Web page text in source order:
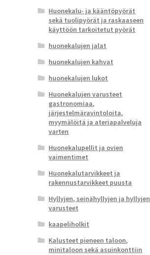
Huonekalu- ja kääntöpyörät
sekä tuolipyörät ja raskaaseen
käyttöön tarkoitetut pyörät
huonekalujen jalat
huonekalujen kahvat
huonekalujen lukot
Huonekalujen varusteet
gastronomiaa,
järjestelmäravintoloita,
myymälöitä ja ateriapalveluja
varten
Huonekalupellit ja ovien
vaimentimet
Huonekalutarvikkeet ja
rakennustarvikkeet puusta
Hyllyjen, seinähyllyjen ja hyllyjen
varusteet
kaapeliholkit
Kalusteet pieneen taloon,
minitaloon sekä asuinkonttiin